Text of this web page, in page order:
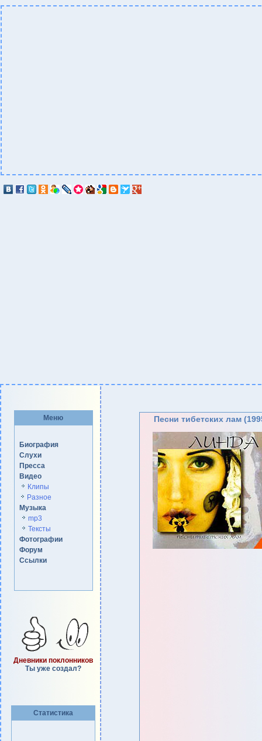
Меню
Биография
Слухи
Пресса
Видео
Клипы
Разное
Музыка
mp3
Тексты
Фотографии
Форум
Ссылки
Дневники поклонников
Ты уже создал?
Статистика
Песни тибетских лам